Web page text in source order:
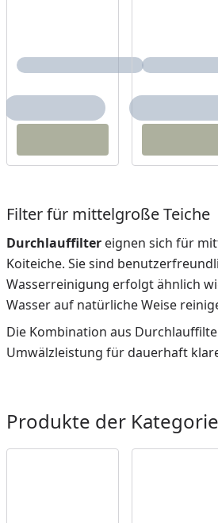
Filter für mittelgroße Teiche
Durchlauffilter eignen sich für
Koiteiche. Sie sind
Wasserreinigung erfolgt ähnlich
Wasser auf natürliche Weise
Die Kombination aus
Umwälzleistung für dauerhaft
Produkte der Kategorie